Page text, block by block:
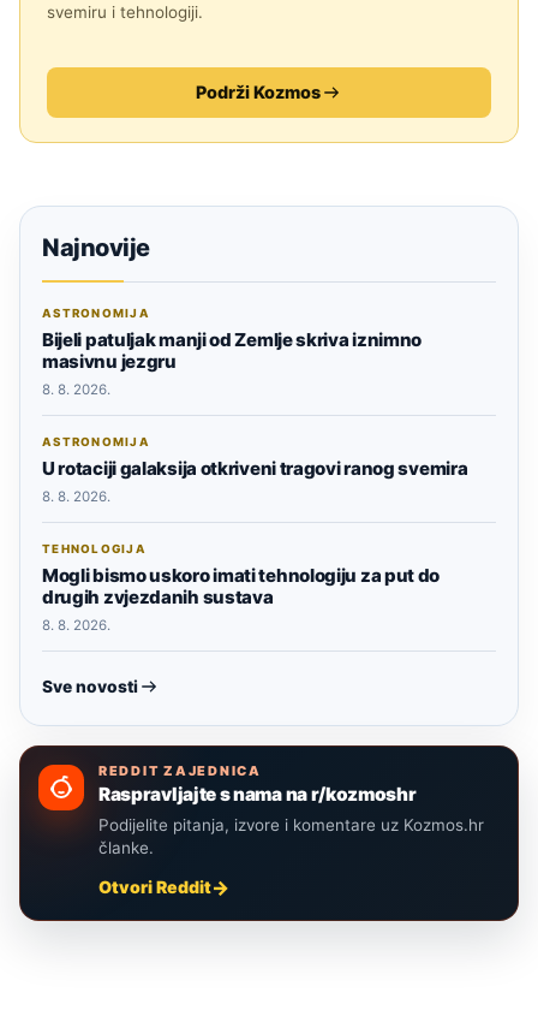
svemiru i tehnologiji.
Podrži Kozmos
Najnovije
ASTRONOMIJA
Bijeli patuljak manji od Zemlje skriva iznimno
masivnu jezgru
8. 8. 2026.
ASTRONOMIJA
U rotaciji galaksija otkriveni tragovi ranog svemira
8. 8. 2026.
TEHNOLOGIJA
Mogli bismo uskoro imati tehnologiju za put do
drugih zvjezdanih sustava
8. 8. 2026.
Sve novosti
REDDIT ZAJEDNICA
Raspravljajte s nama na r/kozmoshr
Podijelite pitanja, izvore i komentare uz Kozmos.hr
članke.
Otvori Reddit